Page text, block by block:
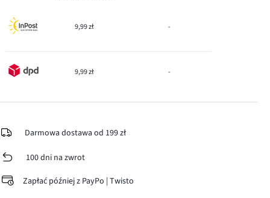
9,99 zł -
9,99 zł -
Darmowa dostawa od 199 zł
100 dni na zwrot
Zapłać później z PayPo | Twisto